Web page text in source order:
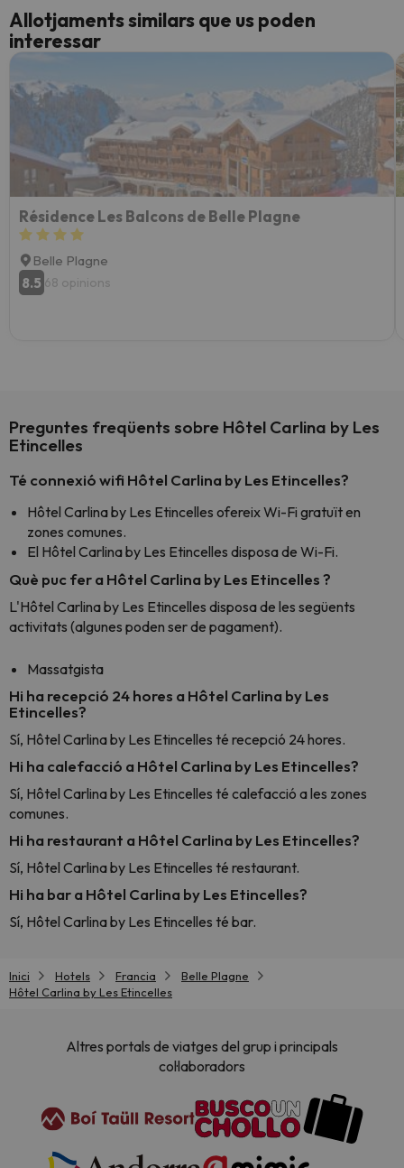
Allotjaments similars que us poden
interessar
Résidence Les Balcons de Belle Plagne
Belle Plagne
8.5 68 opinions
Preguntes freqüents sobre Hôtel Carlina by Les
Etincelles
Té connexió wifi Hôtel Carlina by Les Etincelles?
Hôtel Carlina by Les Etincelles ofereix Wi-Fi gratuït en
zones comunes.
El Hôtel Carlina by Les Etincelles disposa de Wi-Fi.
Què puc fer a Hôtel Carlina by Les Etincelles ?
L'Hôtel Carlina by Les Etincelles disposa de les següents
activitats (algunes poden ser de pagament).
Massatgista
Hi ha recepció 24 hores a Hôtel Carlina by Les
Etincelles?
Sí, Hôtel Carlina by Les Etincelles té recepció 24 hores.
Hi ha calefacció a Hôtel Carlina by Les Etincelles?
Sí, Hôtel Carlina by Les Etincelles té calefacció a les zones
comunes.
Hi ha restaurant a Hôtel Carlina by Les Etincelles?
Sí, Hôtel Carlina by Les Etincelles té restaurant.
Hi ha bar a Hôtel Carlina by Les Etincelles?
Sí, Hôtel Carlina by Les Etincelles té bar.
Inici Hotels Francia
Belle Plagne
Hôtel Carlina by Les Etincelles
Altres portals de viatges del grup i principals
col·laboradors